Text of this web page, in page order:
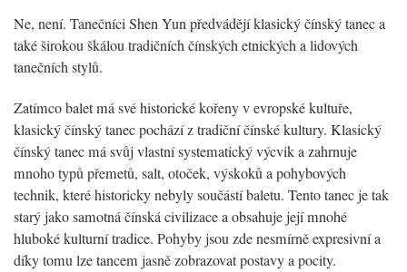
Ne, není. Tanečníci Shen Yun předvádějí klasický čínský tanec a
také širokou škálou tradičních čínských etnických a lidových
tanečních stylů.
Zatímco balet má své historické kořeny v evropské kultuře,
klasický čínský tanec pochází z tradiční čínské kultury. Klasický
čínský tanec má svůj vlastní systematický výcvik a zahrnuje
mnoho typů přemetů, salt, otoček, výskoků a pohybových
technik, které historicky nebyly součástí baletu. Tento tanec je tak
starý jako samotná čínská civilizace a obsahuje její mnohé
hluboké kulturní tradice. Pohyby jsou zde nesmírně expresivní a
díky tomu lze tancem jasně zobrazovat postavy a pocity.